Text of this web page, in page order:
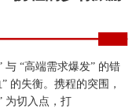
与 “高端需求爆发” 的错
的失衡。携程的突围，
为切入点，打